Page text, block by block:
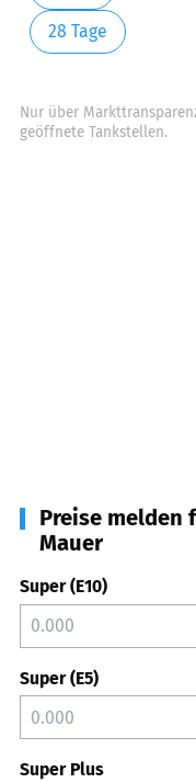
28 Tage
Nur über
geöffnete Tankstellen.
Preise
Mauer
Super (E10)
Super (E5)
Super Plus